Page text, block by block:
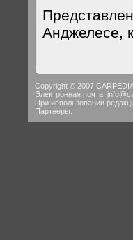
Анджелесе,
Copyright © 2007
Электронная почта:
При использовании
Партнеры: